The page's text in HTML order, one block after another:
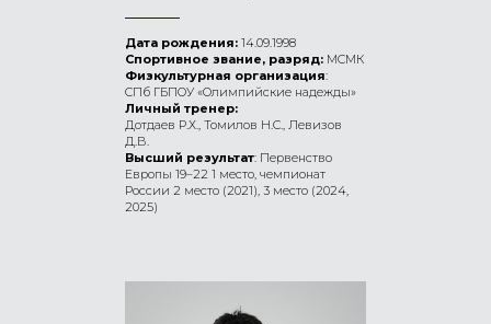
Дата рождения: 14.09.1998
Спортивное звание, разряд: МСМК
Физкультурная организация:
СПб ГБПОУ «Олимпийские надежды»
Личный тренер:
Дотдаев Р.Х., Томилов Н.С., Левизов
Д.В.
Высший результат: Первенство
Европы 19–22 1 место, чемпионат
России 2 место (2021), 3 место (2024,
2025)